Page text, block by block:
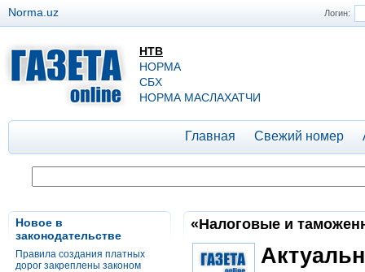
Логин:
Norma.uz
НТВ
НОРМА
СБХ
НОРМА МАСЛАХАТЧИ
Главная Свежий номер
Новое в
законодательстве
Правила создания платных
дорог закреплены законом
«Налоговые и